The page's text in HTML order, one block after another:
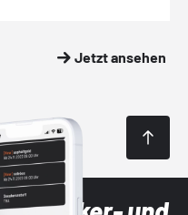
Jetzt ansehen